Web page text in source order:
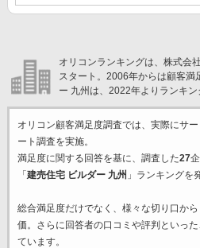
オリコンランキングは、株式会
スタート。2006年からは顧客
ー 九州は、2022年よりランキン
オリコン顧客満足度調査では、実際にサ
ート調査を実施。
満足度に関する回答を基に、調査した27
「建売住宅 ビルダー 九州 」ランキングを
総合満足度だけでなく、様々な切り口から
価。さらに回答者の口コミや評判といっ
ています。